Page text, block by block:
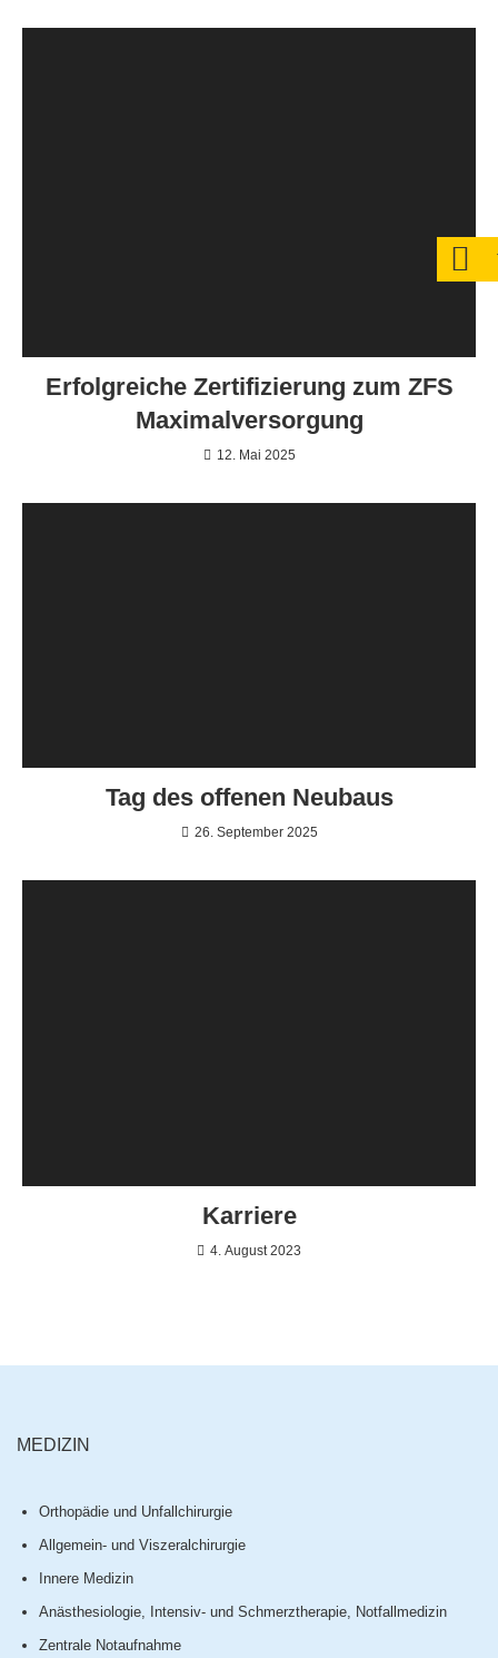
Erfolgreiche Zertifizierung zum ZFS
Maximalversorgung
12. Mai 2025
Tag des offenen Neubaus
26. September 2025
Karriere
4. August 2023
MEDIZIN
Orthopädie und Unfallchirurgie
Allgemein- und Viszeralchirurgie
Innere Medizin
Anästhesiologie, Intensiv- und Schmerztherapie, Notfallmedizin
Zentrale Notaufnahme